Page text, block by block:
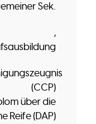
Sek.
(CCP)
über die
Reife (DAP)